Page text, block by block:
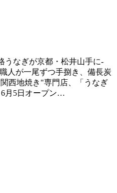
うなぎが京都・松井山手に-
人が一尾ずつ手捌き、備長炭
西地焼き"専門店、「うなぎ
月5日オープン…